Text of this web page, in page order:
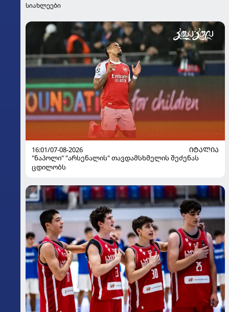
სიახლეები
16:01/07-08-2026
ᲘᲢᲐᲚᲘᲐ
"ნაპოლი" "არსენალის" თავდამსხმელის შეძენას
ცდილობს